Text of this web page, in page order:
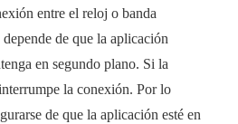
entre el reloj o banda
de que la aplicación
en segundo plano. Si la
la conexión. Por lo
de que la aplicación esté en